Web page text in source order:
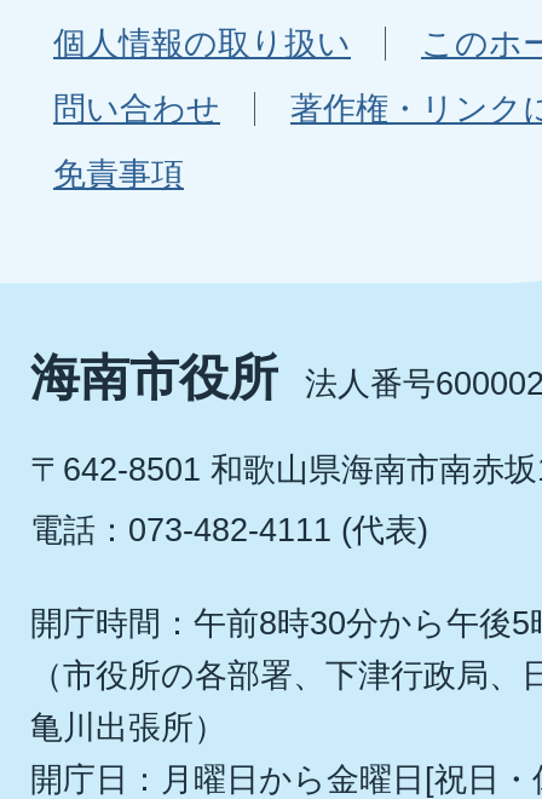
個人情報の取り扱い
このホ
問い合わせ
著作権・リンク
免責事項
海南市役所 法人番号
〒642-8501 和歌山県海南市南赤
電話：073-482-4111 (代表)
開庁時間：午前8時30分から午後5
（市役所の各部署、下津行政局
亀川出張所）
開庁日：月曜日から金曜日[祝日